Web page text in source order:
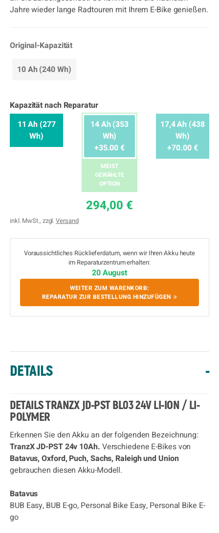
Jahre wieder lange Radtouren mit Ihrem E-Bike genießen.
Original-Kapazität
10 Ah (240 Wh)
Kapazität nach Reparatur
11 Ah (277
Wh)
14 Ah (353
Wh)
+35.00 €
MEIST
GEWÄHLTE
OPTION
17,4 Ah (438
Wh)
+70.00 €
294,00 €
inkl. MwSt., zzgl.Versand
Voraussichtliches Rücklieferdatum, wenn wir Ihren Akku heute
im Reparaturzentrum erhalten:
20 August
WEITER ZUM WARENKORB:
REPARATUR ZUR BESTELLUNG HINZUFÜGEN
DETAILS -
DETAILS TRANZX JD-PST BL03 24V LI-ION / LI-
POLYMER
Erkennen Sie den Akku an der folgenden Bezeichnung:
TranzX JD-PST 24v 10Ah. Verschiedene E-Bikes von
Batavus, Oxford, Puch, Sachs, Raleigh und Union
gebrauchen diesen Akku-Modell.
Batavus
BUB Easy, BUB E-go, Personal Bike Easy, Personal Bike E-
go